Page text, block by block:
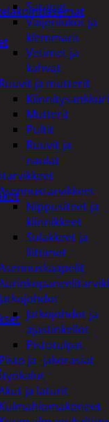
Saranat
Vaijerilukot ja
klemmarit
Vetimet ja
kahvat
ja mutterit
Mutterit
Pultit
Ruuvit ja
naulat
Nippusiteet ja
kiinnikkeet
Sulakkeet ja
liittimet
Jatkojohdot ja
ajastinkellot
Pistotulpat
ja -jakorasiat
ja laturit